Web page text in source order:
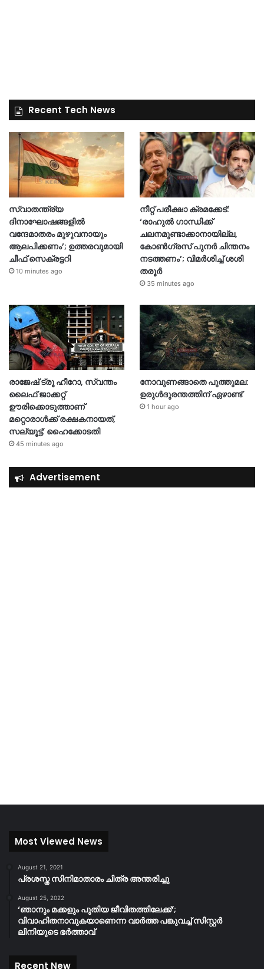
Recent Tech News
സ്വാതന്ത്ര്യ
ദിനാഘോഷങ്ങളിൽ
വന്ദേമാതരം മുഴുവനായും
ആലപിക്കണം’; ഉത്തരവുമായി
ചീഫ് സെക്രട്ടറി
10 minutes ago
നീറ്റ് പരീക്ഷാ ക്രമക്കേട്:
‘രാഹുൽ ഗാന്ധിക്ക്
ചലനമുണ്ടാക്കാനായില്ല,
കോൺഗ്രസ് പുനർ ചിന്തനം
നടത്തണം’; വിമർശിച്ച് ശശി
തരൂർ
35 minutes ago
രാജേഷ് ട്രൂ ഹീറോ, സ്വന്തം
ലൈഫ് ജാക്കറ്റ്
ഊരിക്കൊടുത്താണ്
മറ്റൊരാള്‍ക്ക് രക്ഷകനായത്,
സല്യൂട്ട്: ഹൈക്കോടതി
45 minutes ago
നോവുണങ്ങാതെ പുത്തുമല:
ഉരുൾദുരന്തത്തിന് ഏഴാണ്ട്
1 hour ago
Advertisement
Most Viewed News
August 21, 2021
പ്രശസ്ത സിനിമാതാരം ചിത്ര അന്തരിച്ചു
August 25, 2022
‘ഞാനും മക്കളും പുതിയ ജീവിതത്തിലേക്ക്’;
വിവാഹിതനാവുകയാണെന്ന വാർത്ത പങ്കുവച്ച് സിസ്റ്റർ
ലിനിയുടെ ഭർത്താവ്
Recent New